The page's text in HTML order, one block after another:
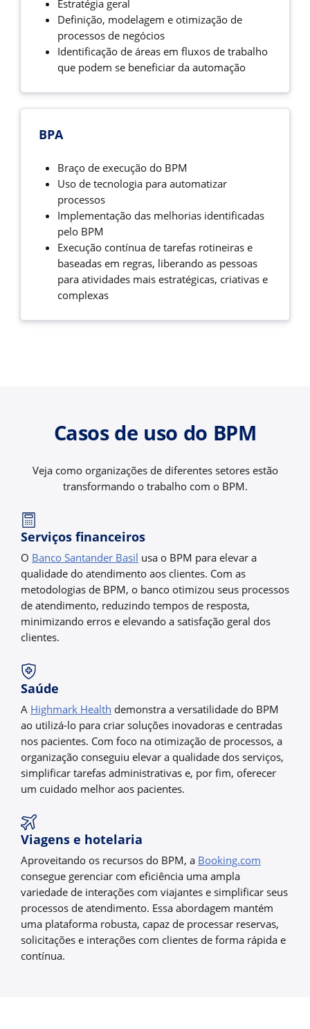
Estratégia geral
Definição, modelagem e otimização de
processos de negócios
Identificação de áreas em fluxos de trabalho
que podem se beneficiar da automação
BPA
Braço de execução do BPM
Uso de tecnologia para automatizar
processos
Implementação das melhorias identificadas
pelo BPM
Execução contínua de tarefas rotineiras e
baseadas em regras, liberando as pessoas
para atividades mais estratégicas, criativas e
complexas
Casos de uso do BPM
Veja como organizações de diferentes setores estão
transformando o trabalho com o BPM.
Serviços financeiros
O Banco Santander Basil usa o BPM para elevar a
qualidade do atendimento aos clientes. Com as
metodologias de BPM, o banco otimizou seus processos
de atendimento, reduzindo tempos de resposta,
minimizando erros e elevando a satisfação geral dos
clientes.
Saúde
A Highmark Health demonstra a versatilidade do BPM
ao utilizá-lo para criar soluções inovadoras e centradas
nos pacientes. Com foco na otimização de processos, a
organização conseguiu elevar a qualidade dos serviços,
simplificar tarefas administrativas e, por fim, oferecer
um cuidado melhor aos pacientes.
Viagens e hotelaria
Aproveitando os recursos do BPM, a Booking.com
consegue gerenciar com eficiência uma ampla
variedade de interações com viajantes e simplificar seus
processos de atendimento. Essa abordagem mantém
uma plataforma robusta, capaz de processar reservas,
solicitações e interações com clientes de forma rápida e
contínua.